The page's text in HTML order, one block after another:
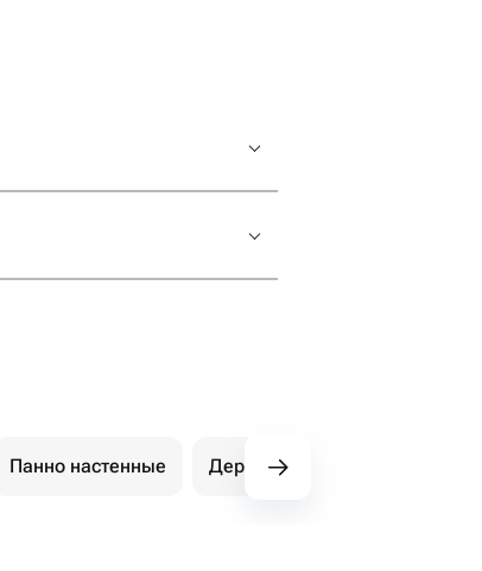
Панно настенные Держатели, подставки и